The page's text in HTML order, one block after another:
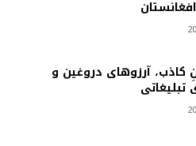
کاذب، آرزوهای دروغین و